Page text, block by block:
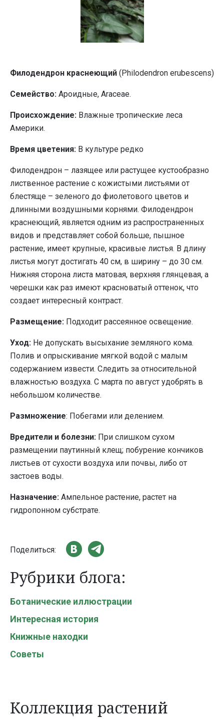
Филодендрон краснеющий (Philodendron erubescens)
Семейство: Ароидные, Araceae.
Происхождение: Влажные тропические леса
Америки.
Время цветения: В культуре редко
Филодендрон – лазящее или растущее кустообразно
лиственное растение с кожистыми листьями от
блестяще – зеленого до фиолетового цветов и
длинными воздушными корнями. Филодендрон
краснеющий, является одним из распространенных
видов и представляет собой больше, пышное
растение, имеет крупные, красивые листья. В длину
листья могут достигать 40 см, в ширину – до 30 см.
Нижняя сторона листа матовая, верхняя глянцевая, а
черешки как раз имеют красноватый оттенок, что
создает интересный контраст.
Размещение: Подходит рассеянное освещение.
Уход: Не допускать высыхание земляного кома.
Полив и опрыскивание мягкой водой с малым
содержанием извести. Следить за относительной
влажностью воздуха. С марта по август удобрять в
небольшом количестве.
Размножение: Побегами или делением.
Вредители и болезни: При слишком сухом
размещении паутинный клещ; побурение кончиков
листьев от сухости воздуха или почвы, либо от
застоев воды.
Назначение: Ампельное растение, растет на
гидропонном субстрате.
Поделиться:
Рубрики блога:
Ботанические иллюстрации
Интересная история
Книжные находки
Советы
Коллекция растений